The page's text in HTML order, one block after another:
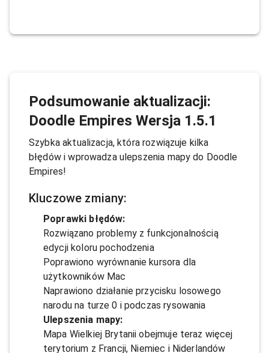
Podsumowanie aktualizacji:
Doodle Empires Wersja 1.5.1
Szybka aktualizacja, która rozwiązuje kilka
błędów i wprowadza ulepszenia mapy do Doodle
Empires!
Kluczowe zmiany:
Poprawki błędów:
Rozwiązano problemy z funkcjonalnością
edycji koloru pochodzenia
Poprawiono wyrównanie kursora dla
użytkowników Mac
Naprawiono działanie przycisku losowego
narodu na turze 0 i podczas rysowania
Ulepszenia mapy:
Mapa Wielkiej Brytanii obejmuje teraz więcej
terytorium z Francji, Niemiec i Niderlandów